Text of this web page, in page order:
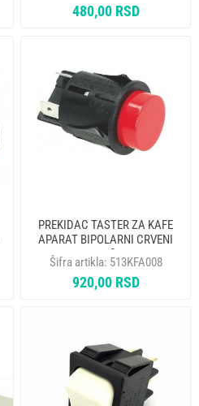
480,00 RSD
PREKIDAC TASTER ZA KAFE
APARAT BIPOLARNI CRVENI
16A 250V fi 25 mm
Šifra artikla: 513KFA008
920,00 RSD